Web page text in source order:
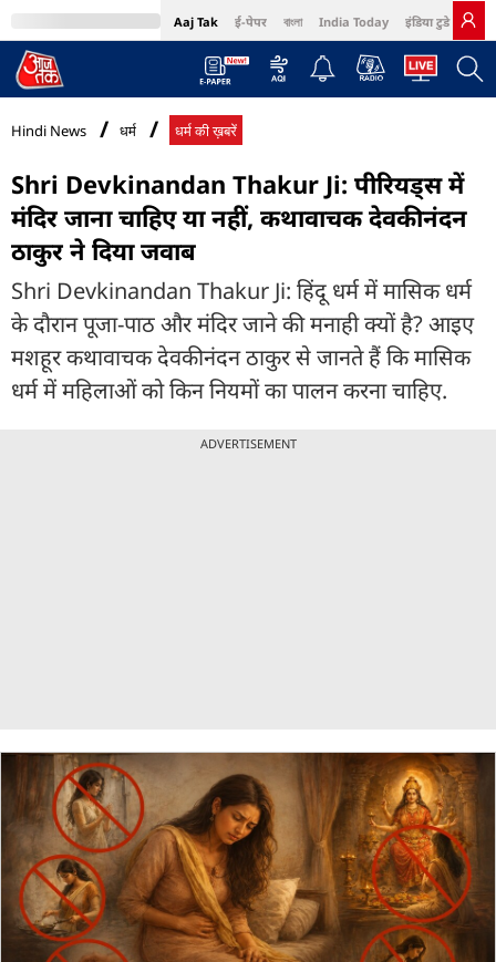
Aaj Tak ई-पेपर বাংলা India Today इंडिया टुडे हिंदी
MumbaiTak Cosmopolitan Harper's Bazaar Northeast
Hindi News धर्म धर्म की ख़बरें
Shri Devkinandan Thakur Ji: पीरियड्स में
मंदिर जाना चाहिए या नहीं, कथावाचक देवकीनंदन
ठाकुर ने दिया जवाब
Shri Devkinandan Thakur Ji: हिंदू धर्म में मासिक धर्म
के दौरान पूजा-पाठ और मंदिर जाने की मनाही क्यों है? आइए
मशहूर कथावाचक देवकीनंदन ठाकुर से जानते हैं कि मासिक
धर्म में महिलाओं को किन नियमों का पालन करना चाहिए.
ADVERTISEMENT